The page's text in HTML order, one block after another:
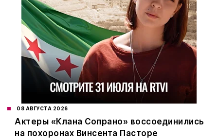
08 АВГУСТА 2026
Актеры «Клана Сопрано» воссоединились
на похоронах Винсента Пасторе